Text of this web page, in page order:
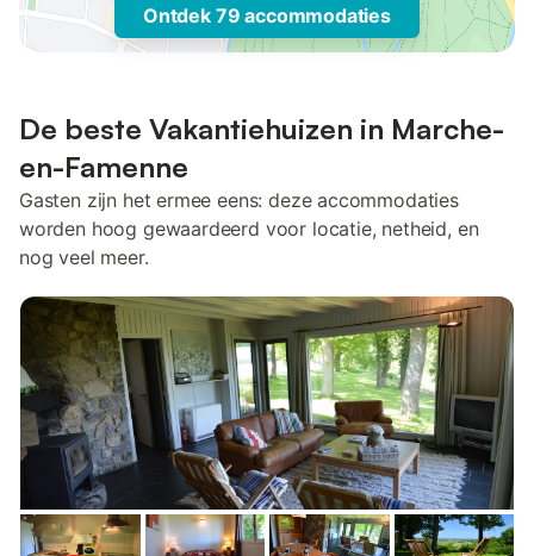
Ontdek 79 accommodaties
De beste Vakantiehuizen in Marche-
en-Famenne
Gasten zijn het ermee eens: deze accommodaties
worden hoog gewaardeerd voor locatie, netheid, en
nog veel meer.